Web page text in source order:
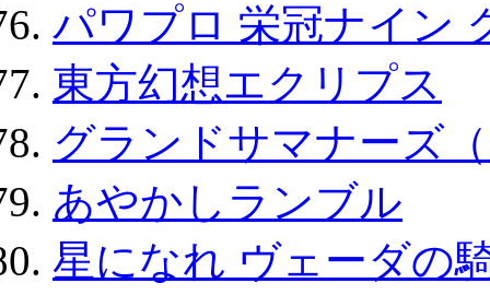
パワプロ 栄冠ナイン
東方幻想エクリプス
グランドサマナーズ
あやかしランブル
星になれ ヴェーダの